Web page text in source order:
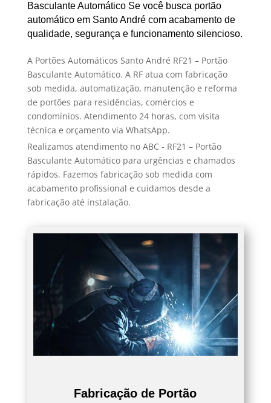
Basculante Automático Se você busca portão
automático em Santo André com acabamento de
qualidade, segurança e funcionamento silencioso.
A Portões Automáticos Santo André RF21 – Portão
Basculante Automático. A RF atua com fabricação
sob medida, automatização, manutenção e reforma
de portões para residências, comércios e
condomínios. Atendimento 24 horas, com visita
técnica e orçamento via WhatsApp.
Realizamos atendimento no ABC - RF21 – Portão
Basculante Automático para urgências e chamados
rápidos. Fazemos fabricação sob medida com
acabamento profissional e cuidamos desde a
fabricação até instalação.
Fabricação de Portão